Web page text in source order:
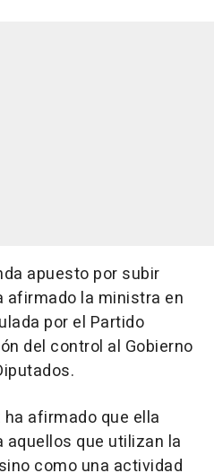
apuesto por subir
afirmado la ministra en
por el Partido
del control al Gobierno
afirmado que ella
aquellos que utilizan la
como una actividad